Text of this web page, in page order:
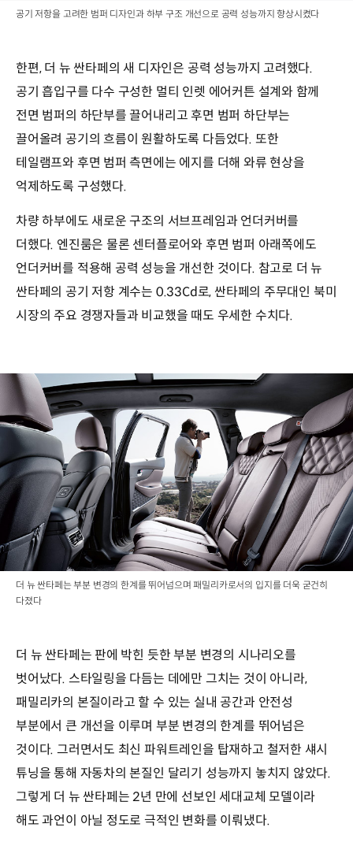
공기 저항을 고려한 범퍼 디자인과 하부 구조 개선으로 공력 성능까지 향상시켰다
한편, 더 뉴 싼타페의 새 디자인은 공력 성능까지 고려했다.
공기 흡입구를 다수 구성한 멀티 인렛 에어커튼 설계와 함께
전면 범퍼의 하단부를 끌어내리고 후면 범퍼 하단부는
끌어올려 공기의 흐름이 원활하도록 다듬었다. 또한
테일램프와 후면 범퍼 측면에는 에지를 더해 와류 현상을
억제하도록 구성했다.
차량 하부에도 새로운 구조의 서브프레임과 언더커버를
더했다. 엔진룸은 물론 센터플로어와 후면 범퍼 아래쪽에도
언더커버를 적용해 공력 성능을 개선한 것이다. 참고로 더 뉴
싼타페의 공기 저항 계수는 0.33Cd로, 싼타페의 주무대인 북미
시장의 주요 경쟁자들과 비교했을 때도 우세한 수치다.
더 뉴 싼타페는 부분 변경의 한계를 뛰어넘으며 패밀리카로서의 입지를 더욱 굳건히
다졌다
더 뉴 싼타페는 판에 박힌 듯한 부분 변경의 시나리오를
벗어났다. 스타일링을 다듬는 데에만 그치는 것이 아니라,
패밀리카의 본질이라고 할 수 있는 실내 공간과 안전성
부분에서 큰 개선을 이루며 부분 변경의 한계를 뛰어넘은
것이다. 그러면서도 최신 파워트레인을 탑재하고 철저한 섀시
튜닝을 통해 자동차의 본질인 달리기 성능까지 놓치지 않았다.
그렇게 더 뉴 싼타페는 2년 만에 선보인 세대교체 모델이라
해도 과언이 아닐 정도로 극적인 변화를 이뤄냈다.